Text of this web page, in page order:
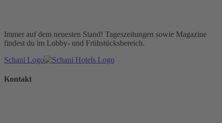
Immer auf dem neuesten Stand! Tageszeitungen sowie Magazine
findest du im Lobby- und Frühstücksbereich.
Schani Logo
Kontakt